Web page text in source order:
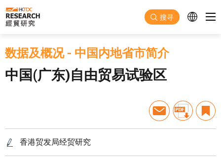
跳至主要内容
搜寻
数据及概况- 中国内地省市简介
中国(广东)自由贸易试验区
香港贸发局经贸研究